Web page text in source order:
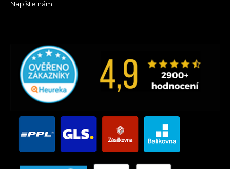
Napište nám